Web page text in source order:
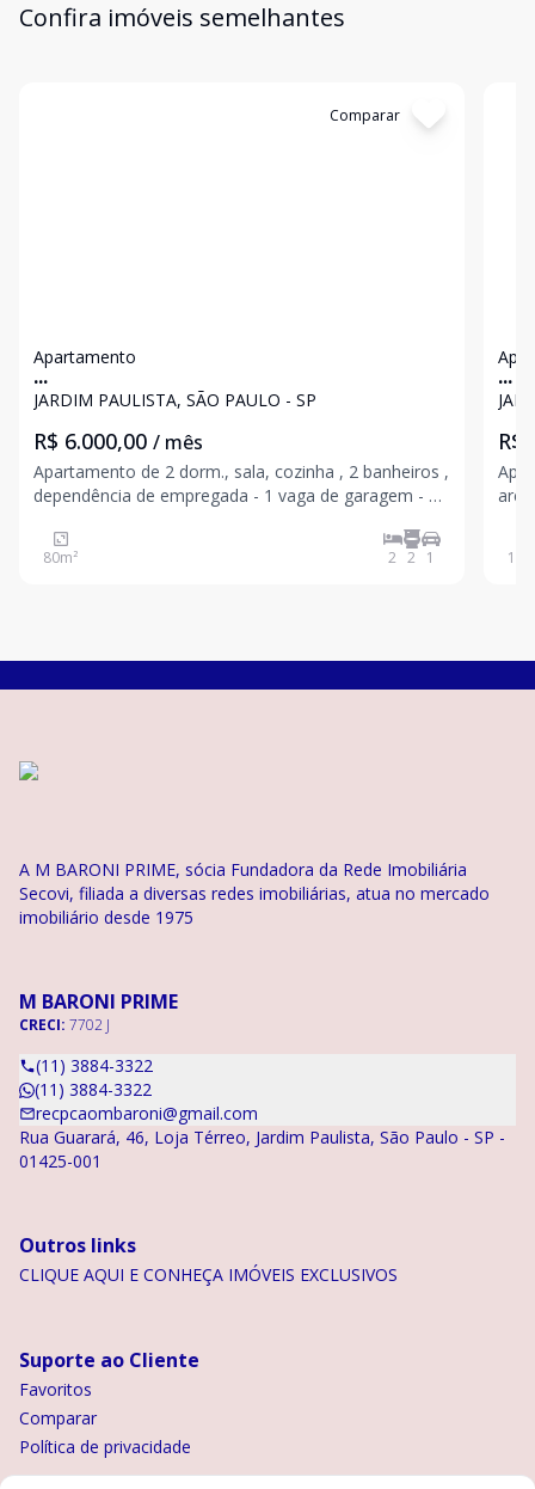
Confira imóveis semelhantes
Comparar
Apartamento
...
JARDIM PAULISTA, SÃO PAULO - SP
R$ 6.000,00 / mês
Apartamento de 2 dorm., sala, cozinha , 2 banheiros ,
dependência de empregada - 1 vaga de garagem - 80
elétrica), todo mobiliado com 2 quartos e 2
banheiros e 1 garagem.- 2 quartos com a mesma
80m² 2 2 1
...
R$
122
A M BARONI PRIME, sócia Fundadora da Rede Imobiliária
Secovi, filiada a diversas redes imobiliárias, atua no mercado
imobiliário desde 1975
M BARONI PRIME
CRECI: 7702 J
(11) 3884-3322
(11) 3884-3322
recpcaombaroni@gmail.com
Rua Guarará, 46, Loja Térreo, Jardim Paulista, São Paulo - SP -
01425-001
Outros links
CLIQUE AQUI E CONHEÇA IMÓVEIS EXCLUSIVOS
Suporte ao Cliente
Favoritos
Comparar
Política de privacidade